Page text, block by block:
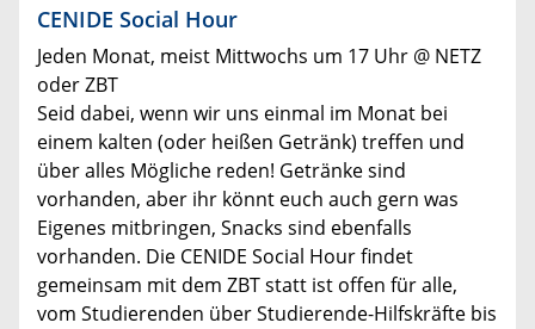
CENIDE Social Hour
Jeden Monat, meist Mittwochs um 17 Uhr @ NETZ
oder ZBT
Seid dabei, wenn wir uns einmal im Monat bei
einem kalten (oder heißen Getränk) treffen und
über alles Mögliche reden! Getränke sind
vorhanden, aber ihr könnt euch auch gern was
Eigenes mitbringen, Snacks sind ebenfalls
vorhanden. Die CENIDE Social Hour findet
gemeinsam mit dem ZBT statt ist offen für alle,
vom Studierenden über Studierende-Hilfskräfte bis